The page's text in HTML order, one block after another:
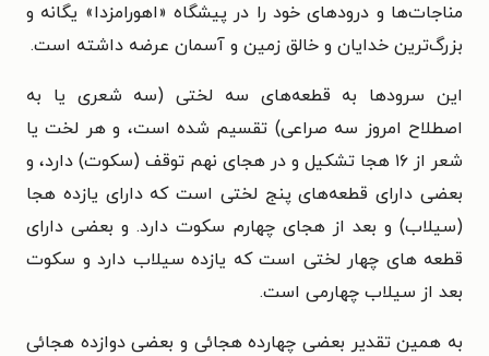
مناجات‌ها و درودهای خود را در پیشگاه «اهورامزدا» یگانه و
بزرگ‌ترین خدایان و خالق زمین و آسمان عرضه داشته است.
این سرودها به قطعه‌های سه لختی (سه شعری یا به
اصطلاح امروز سه صراعی) تقسیم شده است، و هر لخت یا
شعر از ۱۶ هجا تشکیل و در هجای نهم توقف (سکوت) دارد، و
بعضی دارای قطعه‌های پنج لختی است که دارای یازده هجا
(سیلاب) و بعد از هجای چهارم سکوت دارد. و بعضی دارای
قطعه های چهار لختی است که یازده سیلاب دارد و سکوت
بعد از سیلاب چهارمی است.
به همین تقدیر بعضی چهارده هجائی و بعضی دوازده هجائی